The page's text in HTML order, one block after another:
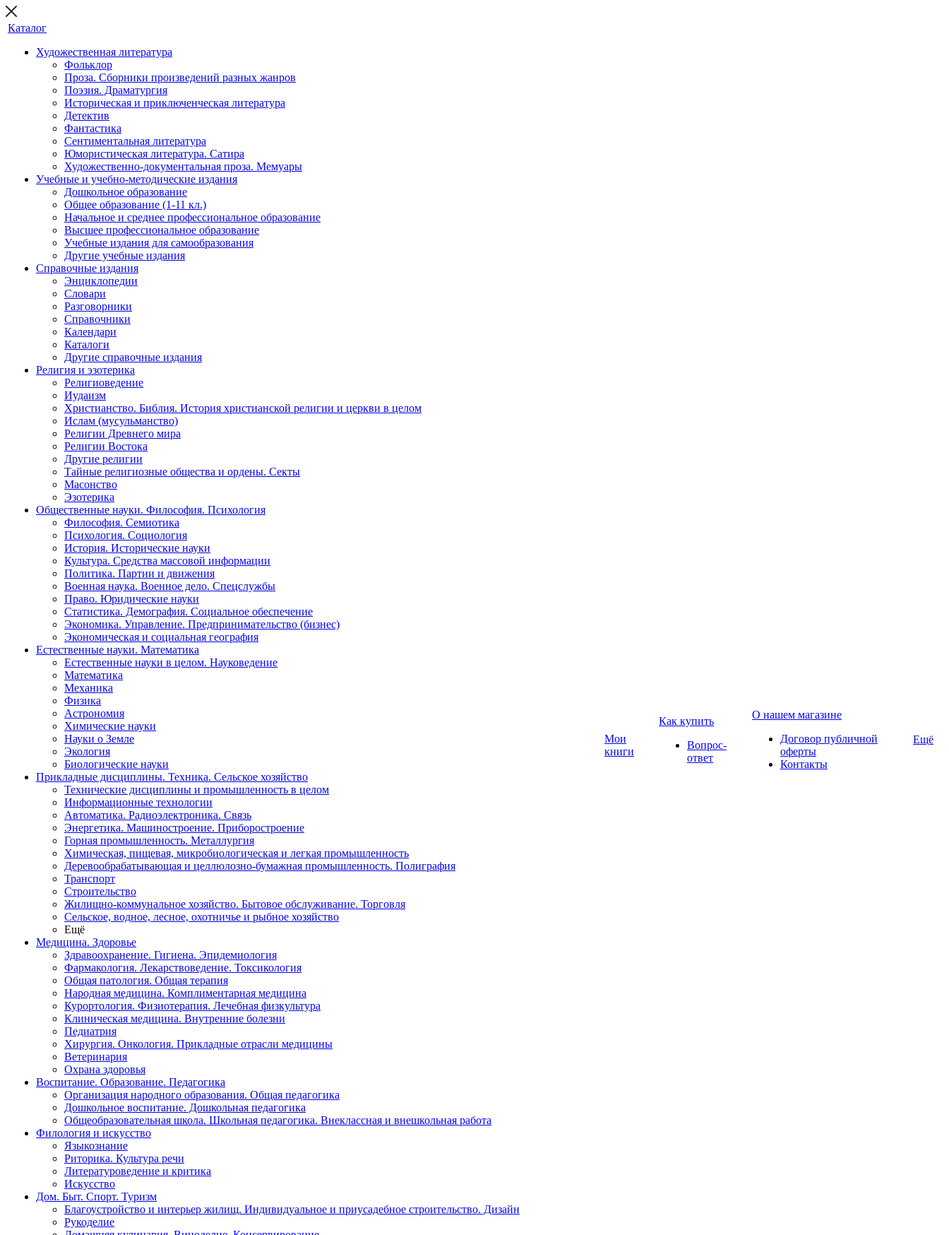
Каталог
Художественная литература
Фольклор
Проза. Сборники произведений разных жанров
Поэзия. Драматургия
Историческая и приключенческая литература
Детектив
Фантастика
Сентиментальная литература
Юмористическая литература. Сатира
Художественно-документальная проза. Мемуары
Учебные и учебно-методические издания
Дошкольное образование
Общее образование (1-11 кл.)
Начальное и среднее профессиональное образование
Высшее профессиональное образование
Учебные издания для самообразования
Другие учебные издания
Справочные издания
Энциклопедии
Словари
Разговорники
Справочники
Календари
Каталоги
Другие справочные издания
Религия и эзотерика
Религиоведение
Иудаизм
Христианство. Библия. История христианской религии и церкви в целом
Ислам (мусульманство)
Религии Древнего мира
Религии Востока
Другие религии
Тайные религиозные общества и ордены. Секты
Масонство
Эзотерика
Общественные науки. Философия. Психология
Философия. Семиотика
Психология. Социология
История. Исторические науки
Культура. Средства массовой информации
Политика. Партии и движения
Военная наука. Военное дело. Спецслужбы
Право. Юридические науки
Статистика. Демография. Социальное обеспечение
Экономика. Управление. Предпринимательство (бизнес)
Экономическая и социальная география
Естественные науки. Математика
Естественные науки в целом. Науковедение
Математика
Механика
Физика
Астрономия
Химические науки
Науки о Земле
Экология
Биологические науки
Прикладные дисциплины. Техника. Сельское хозяйство
Технические дисциплины и промышленность в целом
Информационные технологии
Автоматика. Радиоэлектроника. Связь
Энергетика. Машиностроение. Приборостроение
Горная промышленность. Металлургия
Химическая, пищевая, микробиологическая и легкая промышленность
Деревообрабатывающая и целлюлозно-бумажная промышленность. Полиграфия
Транспорт
Строительство
Жилищно-коммунальное хозяйство. Бытовое обслуживание. Торговля
Сельское, водное, лесное, охотничье и рыбное хозяйство
Ещё
Медицина. Здоровье
Здравоохранение. Гигиена. Эпидемиология
Фармакология. Лекарствоведение. Токсикология
Общая патология. Общая терапия
Народная медицина. Комплиментарная медицина
Курортология. Физиотерапия. Лечебная физкультура
Клиническая медицина. Внутренние болезни
Педиатрия
Хирургия. Онкология. Прикладные отрасли медицины
Ветеринария
Охрана здоровья
Воспитание. Образование. Педагогика
Организация народного образования. Общая педагогика
Дошкольное воспитание. Дошкольная педагогика
Общеобразовательная школа. Школьная педагогика. Внеклассная и внешкольная работа
Филология и искусство
Языкознание
Риторика. Культура речи
Литературоведение и критика
Искусство
Дом. Быт. Спорт. Туризм
Благоустройство и интерьер жилищ. Индивидуальное и приусадебное строительство. Дизайн
Рукоделие
Мои
книги
Как купить
Вопрос-
ответ
О нашем магазине
Договор публичной
оферты
Контакты
Ещё